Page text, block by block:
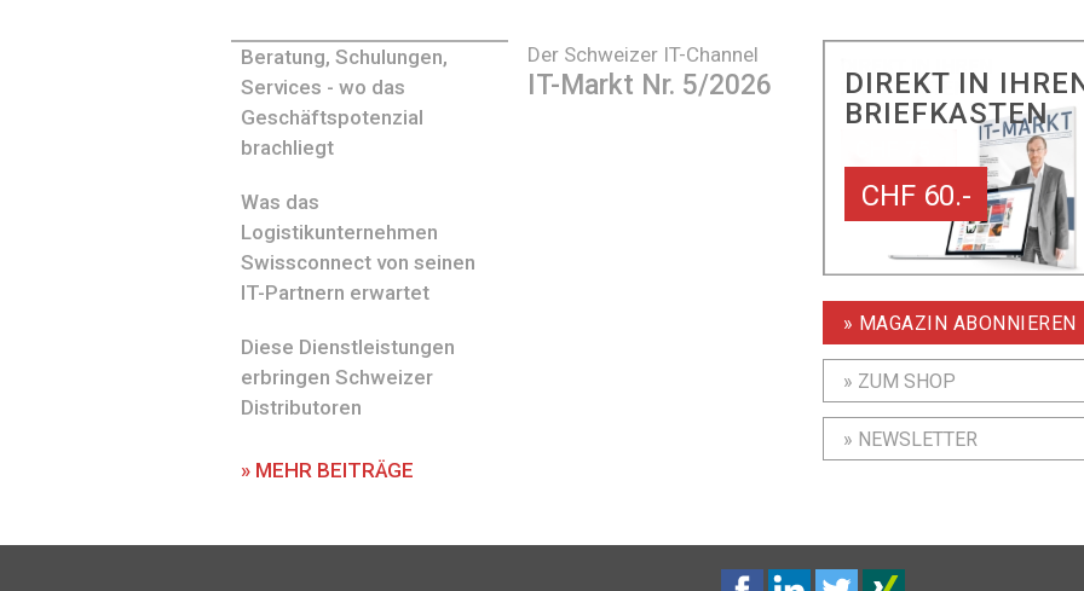
Der Schweizer IT-Channel
IT-Markt Nr. 5/2026
Beratung, Schulungen,
Services - wo das
Geschäftspotenzial
brachliegt
Was das
Logistikunternehmen
Swissconnect von seinen
IT-Partnern erwartet
Diese Dienstleistungen
erbringen Schweizer
Distributoren
» MEHR BEITRÄGE
DIREKT IN
BRIEFKASTEN
CHF 60.-
» MAGAZIN ABONNIEREN
» ZUM SHOP
» NEWSLETTER